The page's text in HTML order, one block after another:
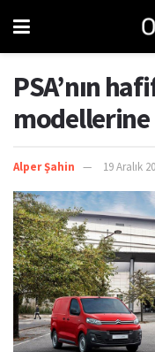
PSA’nın
modellerine
Alper Şahin 19 Aralık